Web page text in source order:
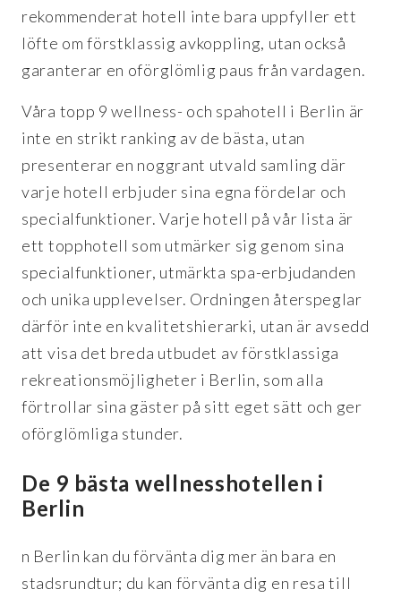
rekommenderat hotell inte bara uppfyller ett
löfte om förstklassig avkoppling, utan också
garanterar en oförglömlig paus från vardagen.
Våra topp 9 wellness- och spahotell i Berlin är
inte en strikt ranking av de bästa, utan
presenterar en noggrant utvald samling där
varje hotell erbjuder sina egna fördelar och
specialfunktioner. Varje hotell på vår lista är
ett topphotell som utmärker sig genom sina
specialfunktioner, utmärkta spa-erbjudanden
och unika upplevelser. Ordningen återspeglar
därför inte en kvalitetshierarki, utan är avsedd
att visa det breda utbudet av förstklassiga
rekreationsmöjligheter i Berlin, som alla
förtrollar sina gäster på sitt eget sätt och ger
oförglömliga stunder.
De 9 bästa wellnesshotellen i
Berlin
n Berlin kan du förvänta dig mer än bara en
stadsrundtur; du kan förvänta dig en resa till